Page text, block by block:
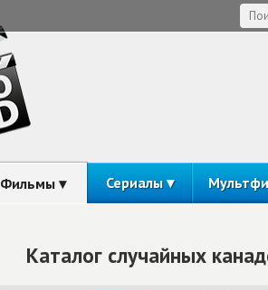
Фильмы Сериалы
Каталог случайных